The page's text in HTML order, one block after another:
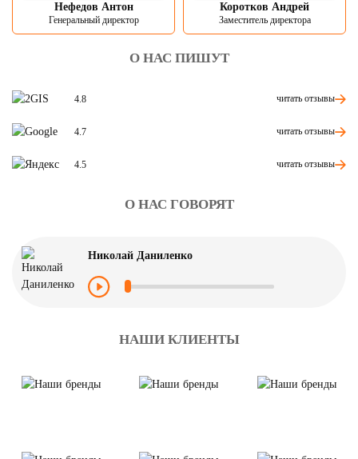
Нефедов Антон
Генеральный директор
Коротков Андрей
Заместитель директора
О НАС ПИШУТ
4.8 читать отзывы
4.7 читать отзывы
4.5 читать отзывы
О НАС ГОВОРЯТ
Николай Даниленко
НАШИ КЛИЕНТЫ